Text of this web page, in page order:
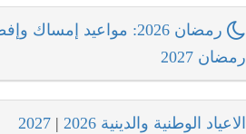
رمضان 2026: مواعيد إمساك وإفطار
رمضان 2027
الاعياد الوطنية والدينية 2026 |
2027